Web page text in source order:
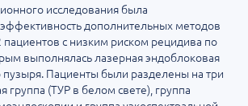
исследования была
дополнительных методов
пациентов с низким риском рецидива по
выполнялась лазерная эндоблоковая
Пациенты были разделены на три
группа (ТУР в белом свете), группа